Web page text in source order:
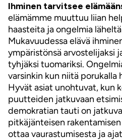
Ihminen tarvitsee
elämämme muuttuu liian
haasteita ja ongelmia
Mukavuudessa elävä
ympäristönsä arvostelijaksi
tyhjäksi tuomariksi.
varsinkin kun niitä porukalla
Hyvät asiat unohtuvat, kun
puutteiden jatkuvaan
demokratian tauti on
pitkäjänteisen
ottaa vaurastumisesta ja